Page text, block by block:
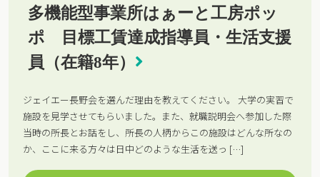
多機能型事業所はぁーと工房ポッ
ポ 目標工賃達成指導員・生活支援
員（在籍8年）
ジェイエー長野会を選んだ理由を教えてください。 大学の実習で
施設を見学させてもらいました。また、就職説明会へ参加した際
当時の所長とお話をし、所長の人柄からこの施設はどんな所なの
か、ここに来る方々は日中どのような生活を送っ […]